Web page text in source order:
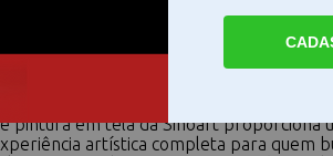
pintura em tela da Sinoart proporciona
artística completa para quem